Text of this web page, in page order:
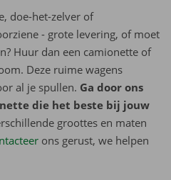
doe-het-zelver of
- grote levering, of moet
Huur dan een camionette of
Deze ruime wagens
al je spullen. Ga door ons
die het beste bij jouw
groottes en maten
ons gerust, we helpen